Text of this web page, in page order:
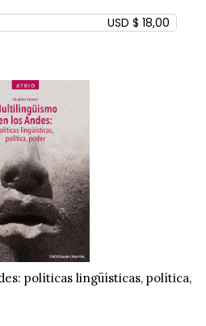
USD $ 18,00
políticas lingüísticas, política,